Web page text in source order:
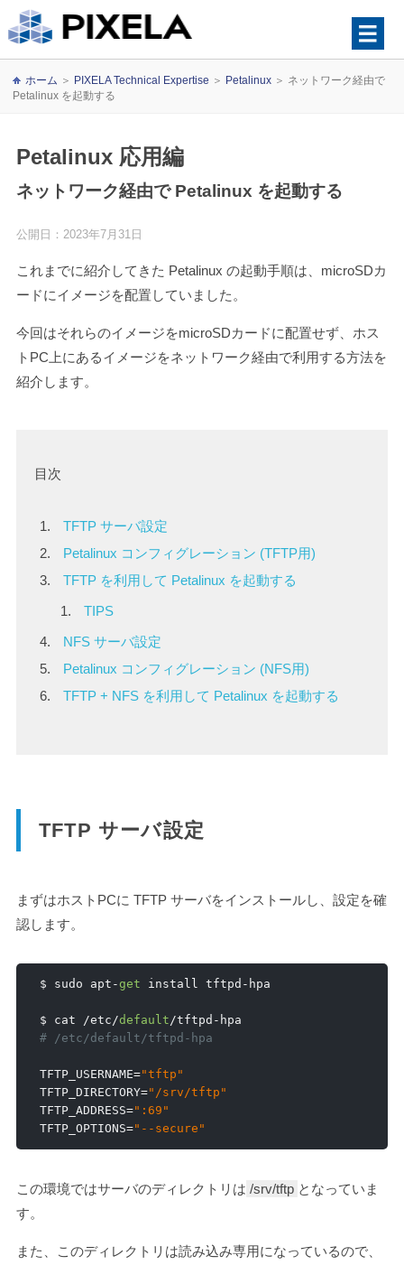
ホーム ＞ PIXELA Technical Expertise ＞ Petalinux ＞ ネットワーク経由で
Petalinux を起動する
Petalinux 応用編
ネットワーク経由で Petalinux を起動する
公開日：2023年7月31日
これまでに紹介してきた Petalinux の起動手順は、microSDカ
ードにイメージを配置していました。
今回はそれらのイメージをmicroSDカードに配置せず、ホス
トPC上にあるイメージをネットワーク経由で利用する方法を
紹介します。
目次
TFTP サーバ設定
Petalinux コンフィグレーション (TFTP用)
TFTP を利用して Petalinux を起動する
TIPS
NFS サーバ設定
Petalinux コンフィグレーション (NFS用)
TFTP + NFS を利用して Petalinux を起動する
TFTP サーバ設定
まずはホストPCに TFTP サーバをインストールし、設定を確
認します。
$ sudo apt -get install tftpd - hpa
$ cat /etc/default/tftpd -
# /etc/default/tftpd-hpa
TFTP_USERNAME="tftp"
TFTP_DIRECTORY="/srv/tftp"
TFTP_ADDRESS=":69"
TFTP_OPTIONS="--secure"
この環境ではサーバのディレクトリは /srv/tftp となっていま
す。
また、このディレクトリは読み込み専用になっているので、